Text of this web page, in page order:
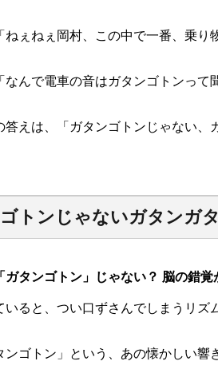
ねぇねぇ岡村、この中で一番、乗り
なんで電車の音はガタンゴトンって
答えは、「ガタンゴトンじゃない、
トンじゃないガタンガ
ガタンゴトン」じゃない？ 脳の錯覚
いると、つい口ずさんでしまうリズ
ンゴトン」という、あの懐かしい響